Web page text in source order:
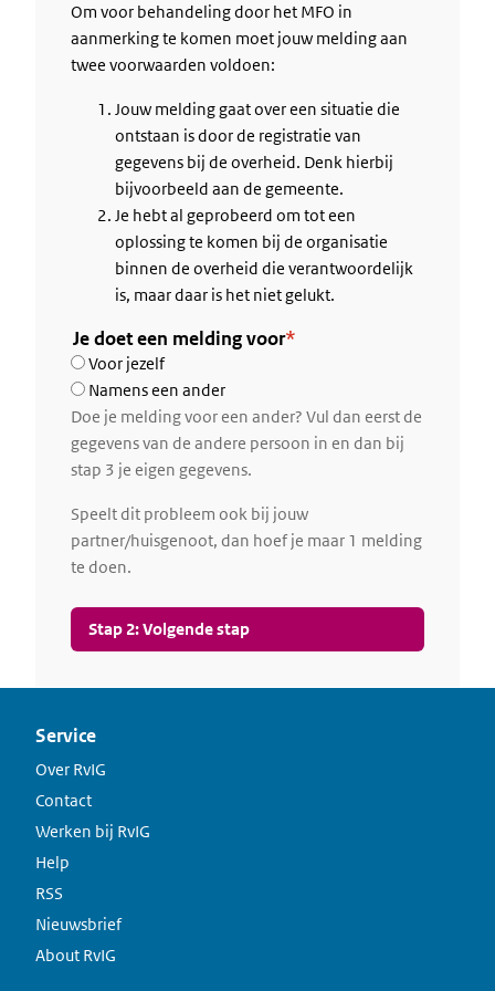
Om voor behandeling door het MFO in
aanmerking te komen moet jouw melding aan
twee voorwaarden voldoen:
Jouw melding gaat over een situatie die
ontstaan is door de registratie van
gegevens bij de overheid. Denk hierbij
bijvoorbeeld aan de gemeente.
Je hebt al geprobeerd om tot een
oplossing te komen bij de organisatie
binnen de overheid die verantwoordelijk
is, maar daar is het niet gelukt.
Je doet een melding voor
Voor jezelf
Namens een ander
Doe je melding voor een ander? Vul dan eerst de
gegevens van de andere persoon in en dan bij
stap 3 je eigen gegevens.
Speelt dit probleem ook bij jouw
partner/huisgenoot, dan hoef je maar 1 melding
te doen.
Service
Over RvIG
Contact
Werken bij RvIG
Help
RSS
Nieuwsbrief
About RvIG